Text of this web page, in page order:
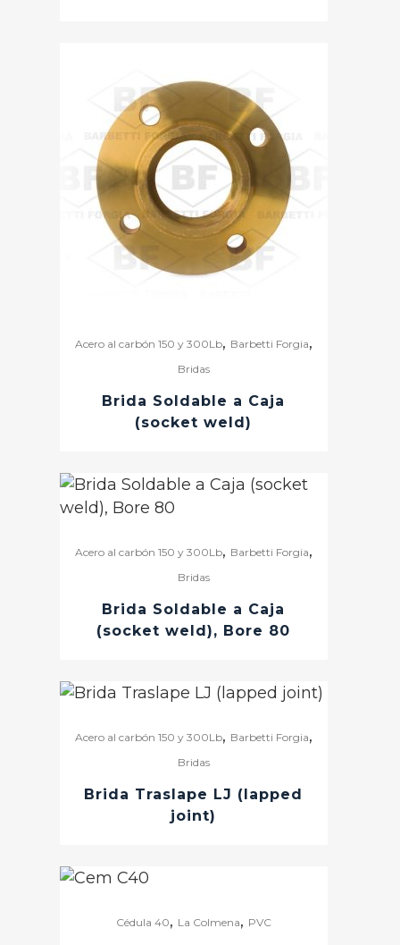
Acero al carbón 150 y 300Lb, Barbetti Forgia,
Bridas
Brida Soldable a Caja
(socket weld)
Acero al carbón 150 y 300Lb, Barbetti Forgia,
Bridas
Brida Soldable a Caja
(socket weld), Bore 80
Acero al carbón 150 y 300Lb, Barbetti Forgia,
Bridas
Brida Traslape LJ (lapped
joint)
Cédula 40, La Colmena, PVC